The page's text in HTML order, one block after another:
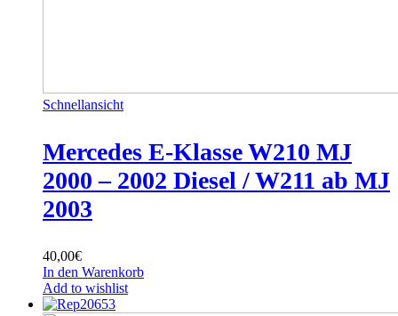
Schnellansicht
Mercedes E-Klasse W210 MJ
2000 – 2002 Diesel / W211 ab MJ
2003
40,00€
In den Warenkorb
Add to wishlist